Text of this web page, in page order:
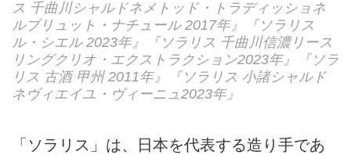
ス 千曲川シャルドネメトッド・トラディッショネ
ルブリュット・ナチュール 2017年』『ソラリス
ル・シエル 2023年』『ソラリス 千曲川信濃リース
リングクリオ・エクストラクション2023年』『ソラ
リス 古酒 甲州 2011年』『ソラリス 小諸シャルド
ネヴィエイユ・ヴィーニュ2023年』
「ソラリス」は、日本を代表する造り手であ